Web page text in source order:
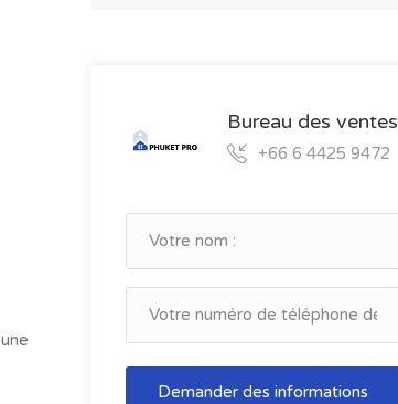
Bureau des ventes
+66 6 4425 9472
Demander des informations